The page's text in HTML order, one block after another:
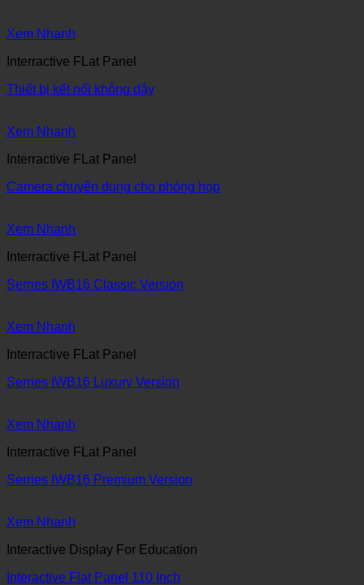
Xem Nhanh
Interractive FLat Panel
Thiết bị kết nối không dây
Xem Nhanh
Interractive FLat Panel
Camera chuyên dụng cho phòng họp
Xem Nhanh
Interractive FLat Panel
Serries IWB16 Classic Version
Xem Nhanh
Interractive FLat Panel
Serries IWB16 Luxury Version
Xem Nhanh
Interractive FLat Panel
Serries IWB16 Premium Version
Xem Nhanh
Interactive Display For Education
Interactive Flat Panel 110 Inch